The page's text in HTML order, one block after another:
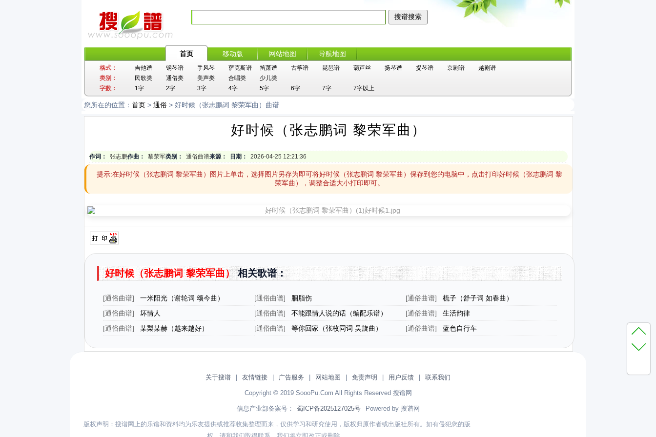
首页 移动版 网站地图 导航地图
格式： 吉他谱 钢琴谱 手风琴 萨克斯谱 笛萧谱 古筝谱 琵琶谱 葫芦丝 扬琴谱 提琴谱 京剧谱
越剧谱
类别：
民歌类 通俗类 美声类 合唱类
少儿类
字数：
1字 2字 3字 4字 5字 6字 7字 7字以上
您所在的位置： 首页 > 通俗 > 好时候（张志鹏词 黎荣军曲）曲谱
好时候（张志鹏词 黎荣军曲）
作词： 张志鹏作曲： 黎荣军类别： 通俗曲谱来源： 日期： 2026-04-25 12:21:36
提示:在好时候（张志鹏词 黎荣军曲）图片上单击，选择图片另存为即可将好时候（张志鹏词 黎荣军曲）保存到您的电脑中，点击打印好时候（张志鹏词 黎
荣军曲），调整合适大小打印即可。
好时候（张志鹏词 黎荣军曲）相关歌谱：
[通俗曲谱] 一米阳光（谢轮词 颂今曲） [通俗曲谱] 胭脂伤 [通俗曲谱]
梳子（舒子词 如春曲）
[通俗曲谱] 坏情人 [通俗曲谱] 不能跟情人说的话（编配乐谱） [通俗曲谱]
生活韵律
[通俗曲谱] 某梨某赫（越来越好） [通俗曲谱] 等你回家（张枚同词 吴旋曲） [通俗曲谱] 蓝色自行车
关于搜谱 友情链接 广告服务 网站地图 免责声明 用户反馈 联系我们
Copyright © 2019 SoooPu.Com All Rights Reserved 搜谱网
信息产业部备案号： 蜀ICP备2025127025号 Powered by 搜谱网
版权声明：搜谱网上的乐谱和资料均为乐友提供或推荐收集整理而来，仅供学习和研究使用，版权归原作者或出版社所有。如有侵犯您的版